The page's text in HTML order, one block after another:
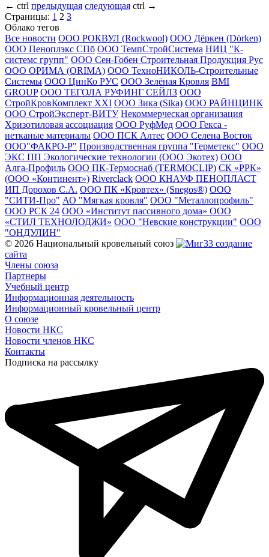
← ctrl предыдущая следующая ctrl →
Страницы: 1 2 3
Облако тегов
Все новости ООО РОКВУЛ (Rockwool) ООО Дёркен (Dörken)
ООО Пеноплэкс СПб ООО ТемпСтройСистема НИЦ "К-
системс групп" ООО Сен-Гобен Строительная Продукция Рус
ООО ОРИМА (ORIMA) ООО ТехноНИКОЛЬ-Строительные
Системы ООО ЦинКо РУС ООО Зелёная Кровля BMI
GROUP ООО ТЕГОЛА РУФИНГ СЕЙЛЗ ООО
СтройКровКомплект XXI ООО Зика (Sika) ООО РАЙНЦИНК
ООО СтройЭксперт-ВИТУ Некоммерческая организация
Хризотиловая ассоциация ООО РуфМед ООО Гекса -
нетканые материалы ООО ПСК Алтес ООО Селена Восток
ООО"ФАКРО-Р" Производственная группа "Герметекс" ООО
ЭКС ПП Экологические технологии (ООО Экотех) ООО
Алга-Профиль ООО ПК-Термоснаб (TERMOCLIP) СК «РРК»
(ООО «Континент») Riverclack ООО КНАУФ ПЕНОПЛАСТ
ИП Дорохов С.А. ООО ПК «Кровтех» (Snegos®) ООО
"СИТИ-Про" АО "Мягкая кровля" ООО "Металлопрофиль"
ООО РСК 24 ООО «Институт пассивного дома» ООО
«СТИЛ ТЕХНОЛОДЖИ» ООО "Невские конструкции" ООО
"ОНДУЛИН"
© 2026 Национальный кровельный союз
создание
сайта
Члены союза
Партнеры
Учебный центр
Информационная деятельность
Информационный кровельный центр
О союзе
Новости НКС
Новости членов НКС
Контакты
Подписка на рассылку